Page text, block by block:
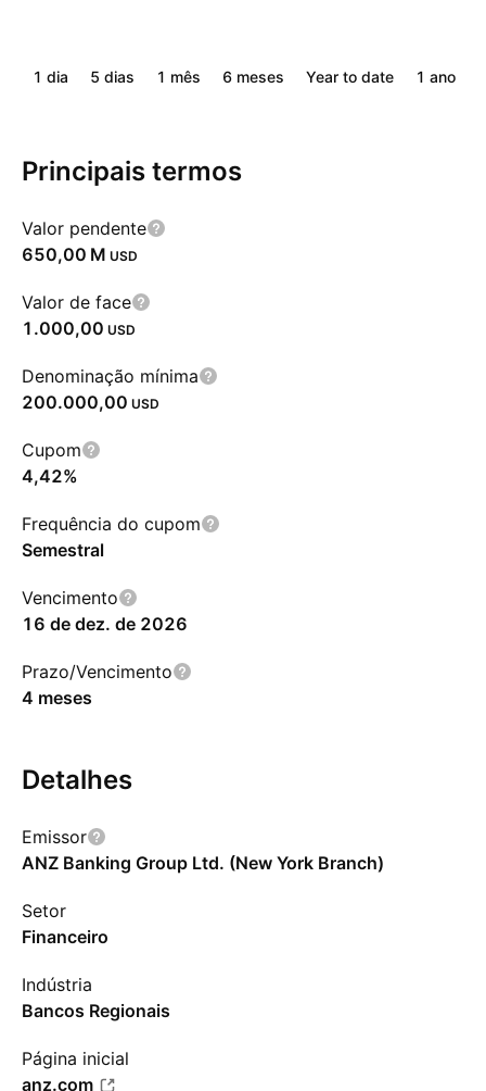
1 dia 5 dias 1 mês 6 meses Year to date 1 ano
Principais termos
Valor pendente
‪650,00 M‬ USD
Valor de face
1.000,00 USD
Denominação mínima
200.000,00 USD
Cupom
4,42%
Frequência do cupom
Semestral
Vencimento
16 de dez. de 2026
Prazo/Vencimento
4 meses
Detalhes
Emissor
ANZ Banking Group Ltd. (New York Branch)
Setor
Financeiro
Indústria
Bancos Regionais
Página inicial
anz.com